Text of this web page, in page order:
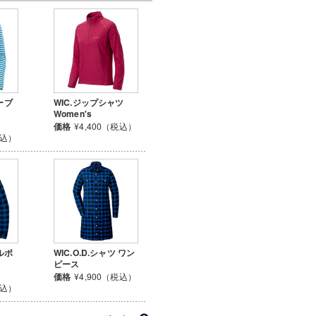
ブ
）
WIC.ジップシャツ
Women's
価格 ¥4,400（税込）
ポ
）
WIC.O.D.シャツ ワン
ピース
価格 ¥4,900（税込）